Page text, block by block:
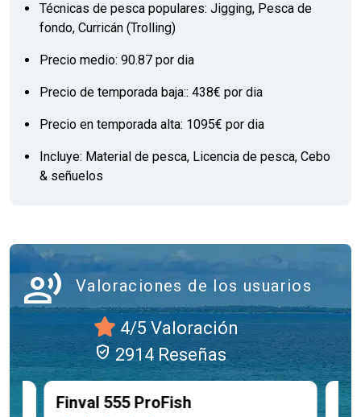
Técnicas de pesca populares: Jigging, Pesca de
fondo, Curricán (Trolling)
Precio medio: 90.87 por dia
Precio de temporada baja:: 438€ por dia
Precio en temporada alta: 1095€ por dia
Incluye: Material de pesca, Licencia de pesca, Cebo
& señuelos
record_voice_over Valoraciones de los usuarios
4/5 Valoración
verified_user 2914 Reseñas
Finval 555 ProFish